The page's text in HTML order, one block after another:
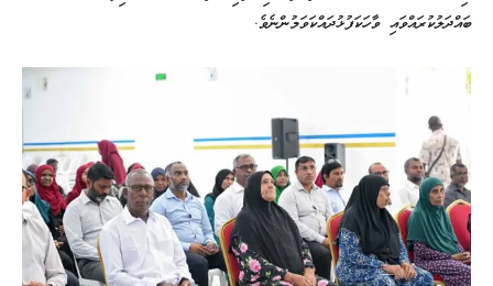
ބައްދަލުކުރައްވައި ވާހަކަފުޅުދައްކަވަމުންނެވެ.